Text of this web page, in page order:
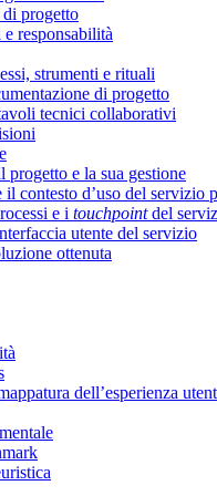
progetto
responsabilità
strumenti e rituali
di progetto
tecnici collaborativi
progetto e la sua gestione
il contesto d’uso del servizio
e i touchpointdel
utente del servizio
ottenuta
dell’esperienza